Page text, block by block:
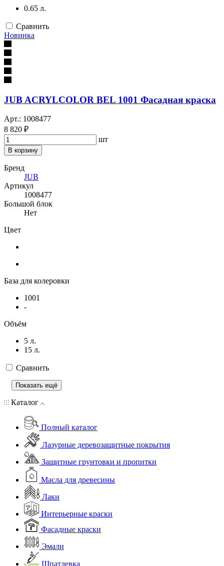
0.65 л.
Сравнить
Новинка
JUB ACRYLCOLOR BEL 1001 Фасадная краска
Арт.: 1008477
8 820 ₽
шт
В корзину
Бренд
JUB
Артикул
1008477
Большой блок
Нет
Цвет
База для колеровки
1001
-
Объём
5 л.
15 л.
Сравнить
Показать ещё
Каталог
Полный каталог
Лазурные деревозащитные покрытия
Защитные грунтовки и пропитки
Масла для древесины
Лаки
Интерьерные краски
Фасадные краски
Эмали
Шпатлевка